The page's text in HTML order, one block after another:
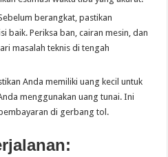
berangkat, pastikan
baik. Periksa ban, cairan mesin, dan
masalah teknis di tengah
Anda memiliki uang kecil untuk
menggunakan uang tunai. Ini
di gerbang tol.